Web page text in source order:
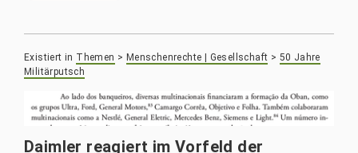
Existiert in Themen > Menschenrechte | Gesellschaft > 50 Jahre
Militärputsch
Daimler reagiert im Vorfeld der